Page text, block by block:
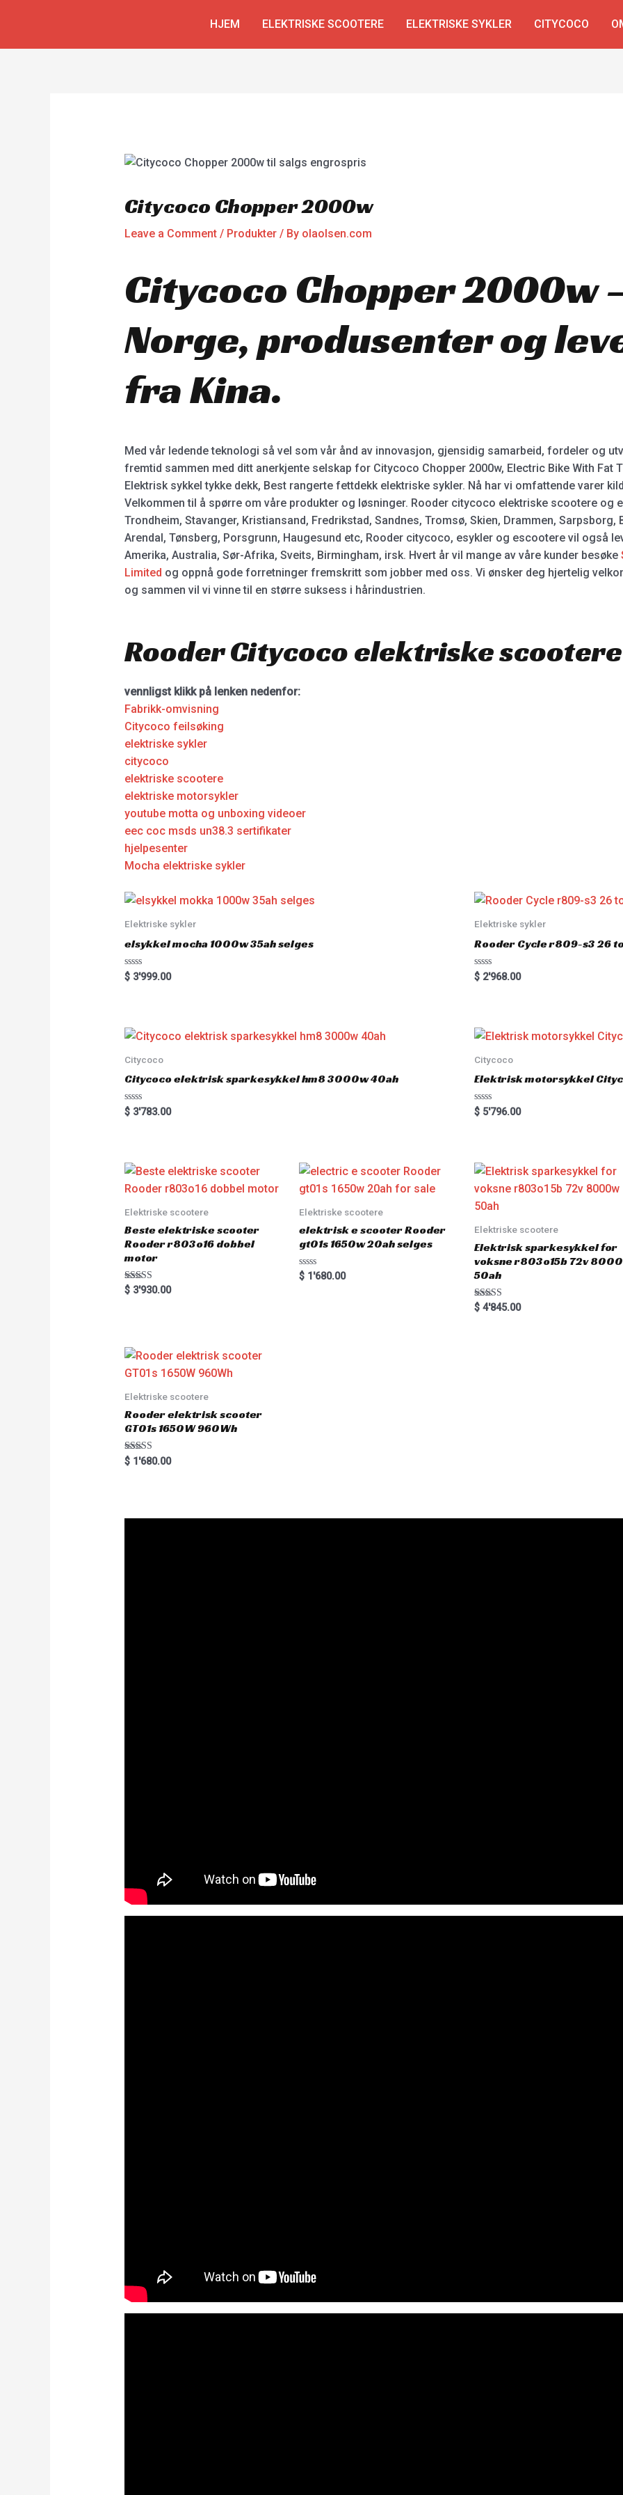
HJEM ELEKTRISKE SCOOTERE ELEKTRISKE SYKLER CITYCOCO
Citycoco Chopper 2000w
Leave a Comment / Produkter/ By olaolsen.com
Citycoco Chopper 2000w
Norge, produsenter og
fra Kina.
Med vår ledende teknologi så vel som vår ånd av innovasjon, gjensidig samarbeid, fordeler og
fremtid sammen med ditt anerkjente selskap for Citycoco Chopper 2000w, Electric Bike With Fat
Elektrisk sykkel tykke dekk, Best rangerte fettdekk elektriske sykler. Nå har vi omfattende varer
Velkommen til å spørre om våre produkter og løsninger. Rooder citycoco elektriske scootere og
Trondheim, Stavanger, Kristiansand, Fredrikstad, Sandnes, Tromsø, Skien, Drammen, Sarpsborg,
Arendal, Tønsberg, Porsgrunn, Haugesund etc, Rooder citycoco, esykler og escootere vil også
Amerika, Australia, Sør-Afrika, Sveits, Birmingham, irsk. Hvert år vil mange av våre kunder besøke
Limited og oppnå gode forretninger fremskritt som jobber med oss. Vi ønsker deg hjertelig
og sammen vil vi vinne til en større suksess i hårindustrien.
Rooder Citycoco elektriske
vennligst klikk på lenken nedenfor:
Fabrikk-omvisning
Citycoco feilsøking
elektriske sykler
citycoco
elektriske scootere
elektriske motorsykler
youtube motta og unboxing videoer
eec coc msds un38.3 sertifikater
hjelpesenter
Mocha elektriske sykler
Elektriske sykler
elsykkel mocha 1000w 35ah selges
R
a
o
u
o
f
5
$3'999.00
Elektriske sykler
Rooder Cycle r809-s3 26
R
a
o
u
o
f
5
$ 2'968.00
Citycoco
Citycoco elektrisk sparkesykkel hm8 3000w 40ah
R
a
o
u
t
o
5
$3'783.00
Citycoco
Elektrisk motorsykkel
R
a
o
u
o
f
5
$ 5'796.00
Elektriske scootere
Beste elektriske scooter
Rooder r803o16 dobbel
motor
Rated
5.00
$3'930.00
Elektriske scootere
elektrisk e scooter Rooder
gt01s 1650w 20ah selges
R
a
$ 1'680.00
Elektriske scootere
Elektrisk sparkesykkel for
voksne r803o15b 72v
50ah
Rated
5.00
$ 4'845.00
Elektriske scootere
Rooder elektrisk scooter
GT01s 1650W 960Wh
Rated
5.00
$1'680.00